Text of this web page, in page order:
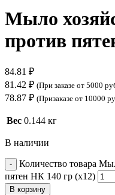
Мыло
против
84.81 ₽
81.42 ₽ (При заказе от 5000
78.87 ₽ (Призаказе от 10000
Вес 0.144 кг
В наличии
Количество товара
пятен НК 140 гр (х12)
В корзину